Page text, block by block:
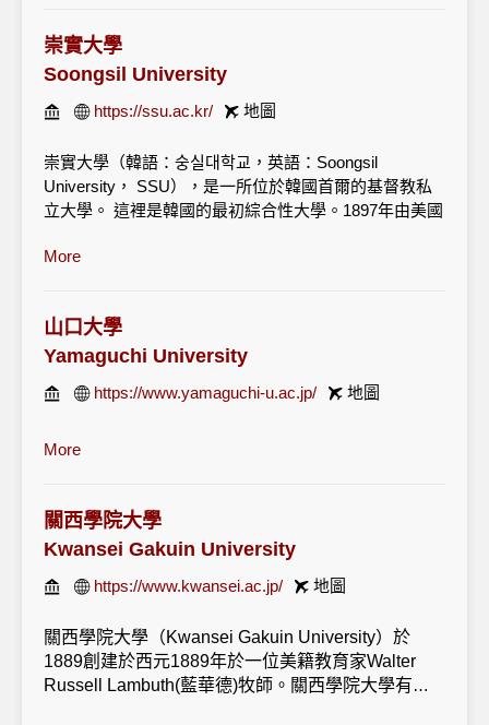
崇實大學
Soongsil University
https://ssu.ac.kr/ 地圖
崇實大學（韓語：숭실대학교，英語：Soongsil
University， SSU），是一所位於韓國首爾的基督教私
立大學。 這裡是韓國的最初綜合性大學。1897年由美國
1905年，建立4年制本科學院。1954年，韓戰結束後，
年，其大田廣域校園分離，成立韓南大學。1986年, 崇
田大學更名為崇實大學。
崇實大學是韓國4年制的基督教私立大學，1906年以韓
牧師在平陽建立的崇實學堂為基礎建立的。學校設立有
學、史學、終生教育、文藝創造、生活體育、法學、社
會福利、行政、行政情報管理、政治外交、情報社會、
言論宣傳、經濟、國際通商、經營、會計、e-商務、中
小企業、數學、物理、化學、情報統計、保險受理、生
科等專業、研究生院包括產業技術情報院、中小企業研
究生院、情報科學研究生院、勞資關係研究生院、社會
福利研究生院、國際通商院、教育學院、基督教學院、
More
山口大學
Yamaguchi University
https://www.yamaguchi-u.ac.jp/ 地圖
More
關西學院大學
Kwansei Gakuin University
https://www.kwansei.ac.jp/ 地圖
關西學院大學（Kwansei Gakuin University）於
1889創建於西元1889年於一位美籍教育家Walter
Russell Lambuth(藍華德)牧師。關西學院大學有三